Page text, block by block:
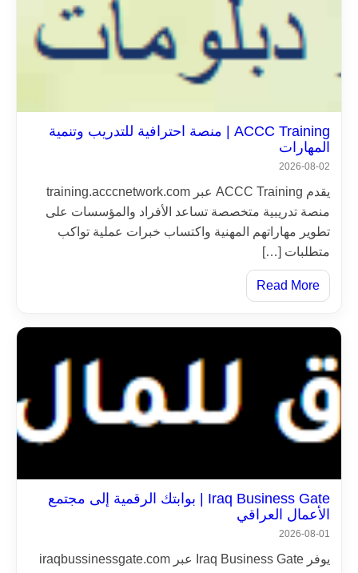
ACCC Training | منصة احترافية للتدريب وتنمية
المهارات
2026-08-02
يقدم ACCC Training عبر training.acccnetwork.com
منصة تدريبية متخصصة تساعد الأفراد والمؤسسات على
تطوير مهاراتهم المهنية واكتساب خبرات عملية تواكب
متطلبات […]
Read More
Iraq Business Gate | بوابتك الرقمية إلى مجتمع
الأعمال العراقي
2026-08-01
يوفر Iraq Business Gate عبر iraqbussinessgate.com